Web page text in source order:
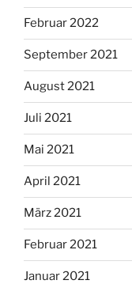
Februar 2022
September 2021
August 2021
Juli 2021
Mai 2021
April 2021
März 2021
Februar 2021
Januar 2021